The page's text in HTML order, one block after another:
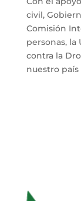
civil,
Comisión
personas, la
contra la
nuestro país